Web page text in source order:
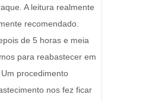
A leitura realmente
recomendado.
de 5 horas e meia
para reabastecer em
procedimento
nos fez ficar